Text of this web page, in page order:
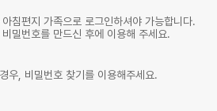
침편지 가족으로 로그인하셔야 가능합니다.
밀번호를 만드신 후에 이용해 주세요.
우, 비밀번호 찾기를 이용해주세요.